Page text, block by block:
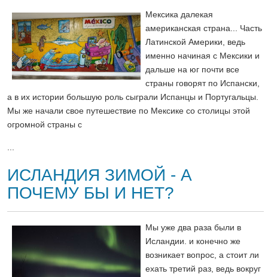
Мексика далекая
американская страна... Часть
Латинской Америки, ведь
именно начиная с Мексики и
дальше на юг почти все
страны говорят по Испански,
а в их истории большую роль сыграли Испанцы и Португальцы.
Мы же начали свое путешествие по Мексике со столицы этой
огромной страны с
ИСЛАНДИЯ ЗИМОЙ - А
ПОЧЕМУ БЫ И НЕТ?
Мы уже два раза были в
Исландии. и конечно же
возникает вопрос, а стоит ли
ехать третий раз, ведь вокруг